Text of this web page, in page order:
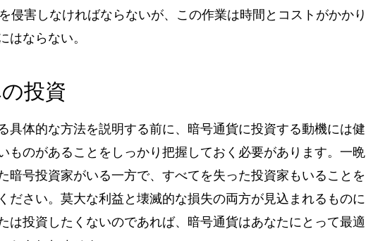
侵害しなければならないが、この作業は時間とコストがかかり
はならない。
投資
具体的な方法を説明する前に、暗号通貨に投資する動機には健
ものがあることをしっかり把握しておく必要があります。一晩
暗号投資家がいる一方で、すべてを失った投資家もいることを
ださい。莫大な利益と壊滅的な損失の両方が見込まれるものに
は投資したくないのであれば、暗号通貨はあなたにとって最適